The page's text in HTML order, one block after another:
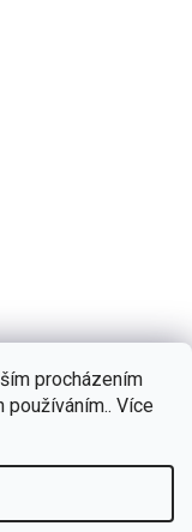
procházením
používáním.. Více